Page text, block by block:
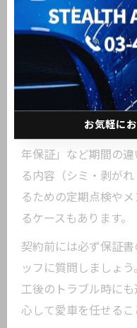
カーコーティング施
証内容」の確認です
工不良や早期の劣化
を受けられますが、そ
ごとに大きく異なりま
例えば、ガラスコー
年保証」など期間の
る内容（シミ・剥が
るための定期点検や
るケースもあります。
契約前には必ず保証
ッフに質問しましょ
工後のトラブル時に
心して愛車を任せるこ
お気軽に
お気軽に